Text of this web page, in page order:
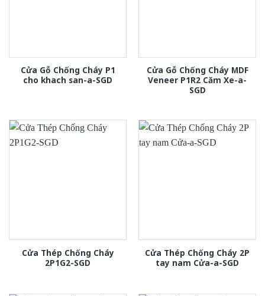
Cửa Gỗ Chống Cháy P1
cho khach san-a-SGD
Cửa Gỗ Chống Cháy MDF
Veneer P1R2 Căm Xe-a-
SGD
Cửa Thép Chống Cháy
2P1G2-SGD
Cửa Thép Chống Cháy 2P
tay nam Cửa-a-SGD